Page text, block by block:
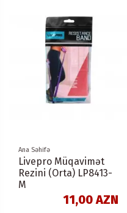
Ana Səhifə
Livepro Müqavimət
Rezini (Orta) LP8413-
M
11,00 AZN